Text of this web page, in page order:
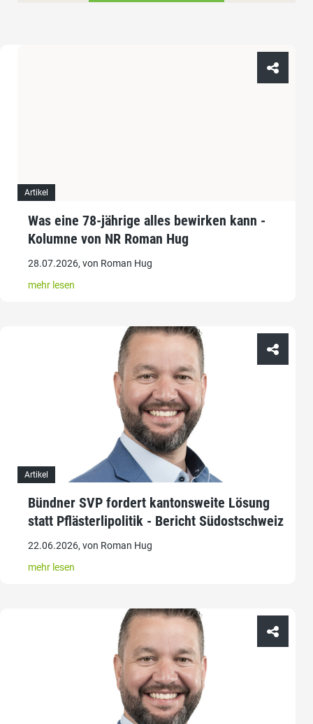
Artikel
Was eine 78-jährige alles bewirken kann -
Kolumne von NR Roman Hug
28.07.2026, von Roman Hug
mehr lesen
Artikel
Bündner SVP fordert kantonsweite Lösung
statt Pflästerlipolitik - Bericht Südostschweiz
22.06.2026, von Roman Hug
mehr lesen